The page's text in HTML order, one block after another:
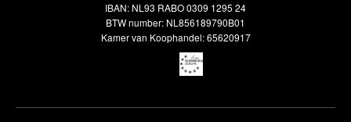
Veelgestelde vragen
IBAN: NL93 RABO 0309 1295 24
BTW number: NL856189790B01
Kamer van Koophandel: 65620917